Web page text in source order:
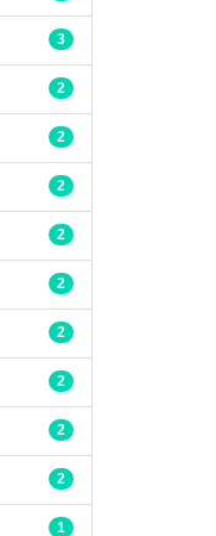
3
2
2
2
2
2
2
2
2
2
1